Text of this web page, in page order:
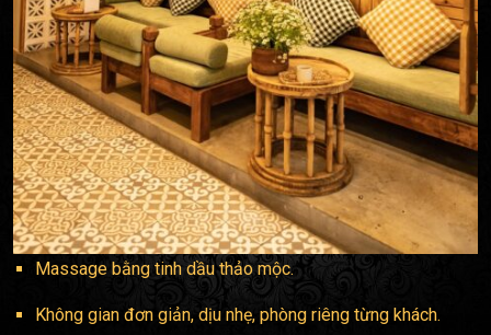
Massage bằng tinh dầu thảo mộc.
Không gian đơn giản, dịu nhẹ, phòng riêng từng khách.